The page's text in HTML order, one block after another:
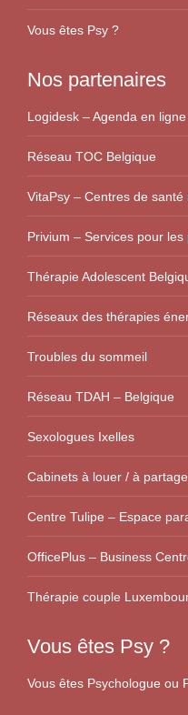
Vous êtes Psy ?
Nos partenaires
Logidesk – Agenda en
Réseau TOC Belgique
VitaPsy – Centres de
Privium – Services pour
Thérapie Adolescent
Réseaux des thérapies
Troubles du sommeil
Réseau TDAH – Belgique
Sexologues Ixelles
Cabinets à louer / à
Centre Tulipe – Espace
OfficePlus – Business
Thérapie couple
Vous êtes Psy ?
Vous êtes Psychologue ou